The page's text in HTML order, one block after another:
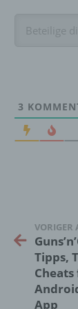
3
VORIGER
Tipps,
App
e)
zu